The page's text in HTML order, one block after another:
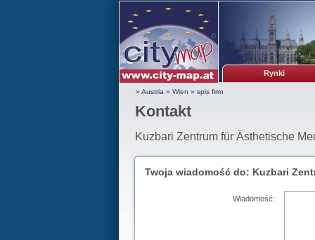
Rynki
» Austria » Wien » spis firm
Kontakt
Kuzbari Zentrum für Ästhetische
Twoja wiadomość do: Kuzbari
Wiadomość: